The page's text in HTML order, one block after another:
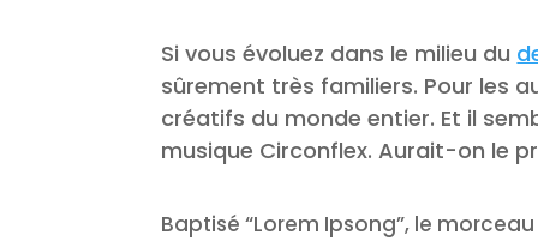
Si vous évoluez dans le milieu du
sûrement très familiers. Pour les
créatifs du monde entier. Et il
musique Circonflex. Aurait-on le
Baptisé “Lorem Ipsong”, le